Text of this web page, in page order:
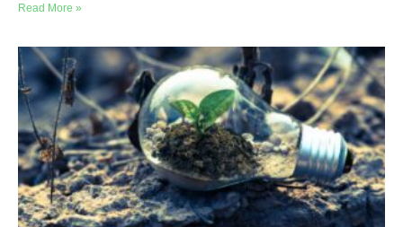
Read More »